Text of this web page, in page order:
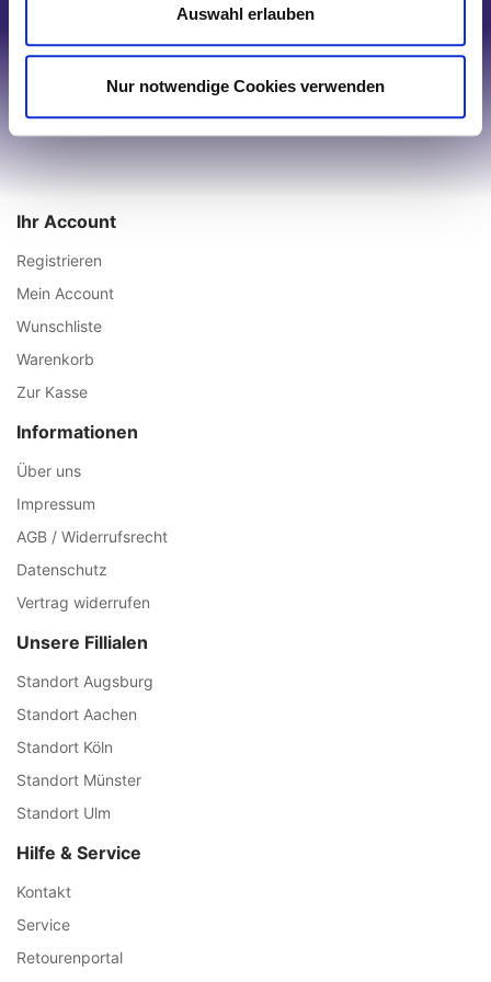
Auswahl erlauben
Nur notwendige Cookies verwenden
Ihr Account
Registrieren
Mein Account
Wunschliste
Warenkorb
Zur Kasse
Informationen
Über uns
Impressum
AGB / Widerrufsrecht
Datenschutz
Vertrag widerrufen
Unsere Fillialen
Standort Augsburg
Standort Aachen
Standort Köln
Standort Münster
Standort Ulm
Hilfe & Service
Kontakt
Service
Retourenportal